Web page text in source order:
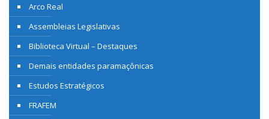
Arco Real
Assembleias Legislativas
Biblioteca Virtual – Destaques
Demais entidades paramaçônicas
Estudos Estratégicos
FRAFEM